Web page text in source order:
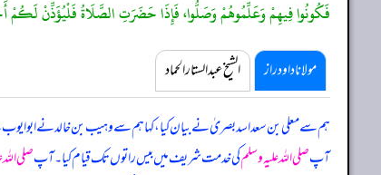
فَكُونُوا فِيهِمْ وَعَلِّمُوهُمْ وَصَلُّوا، فَإِذَا حَضَرَتِ الصَّلَاةُ فَلْيُؤَذِّنْ
مولانا داود راز الشیخ عبدالستار الحماد
ہم سے معلی بن سعد اسد بصریٰ نے بیان کیا، کہا ہم سے وہیب بن خالد نے
آپصلی اللہ علیہ وسلمکی خدمت شریف میں بیس راتوں تک قیام کیا۔ آپصلی